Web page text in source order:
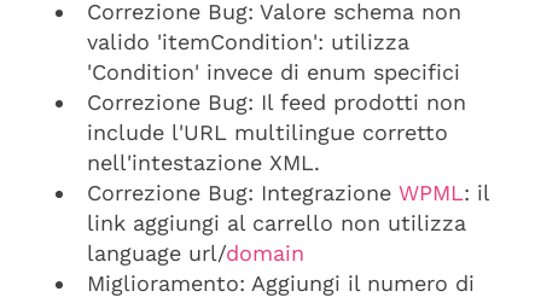
Correzione Bug: Valore schema non
valido 'itemCondition': utilizza
'Condition' invece di enum specifici
Correzione Bug: Il feed prodotti non
include l'URL multilingue corretto
nell'intestazione XML.
Correzione Bug: Integrazione WPML: il
link aggiungi al carrello non utilizza
language url/domain
Miglioramento: Aggiungi il numero di